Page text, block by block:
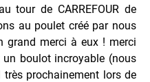
tour de CARREFOUR de
au poulet créé par nous
grand merci à eux ! merci
boulot incroyable (nous
prochainement lors de